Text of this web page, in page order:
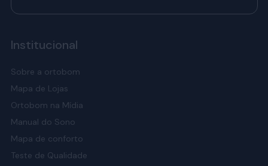
Institucional
Sobre a ortobom
Mapa de Lojas
Ortobom na Mídia
Manual do Sono
Mapa de conforto
Teste de Qualidade